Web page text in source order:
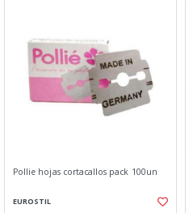
Pollie hojas cortacallos pack 100un
EUROSTIL